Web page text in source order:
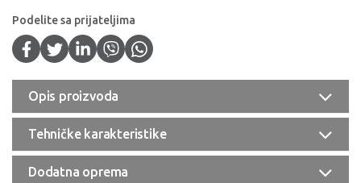
Podelite sa prijateljima
Opis proizvoda
Tehničke karakteristike
Dodatna oprema